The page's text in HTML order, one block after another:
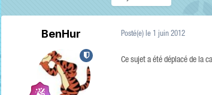
BenHur Posté(e) le 1 juin 2012
Ce sujet a été déplacé de la